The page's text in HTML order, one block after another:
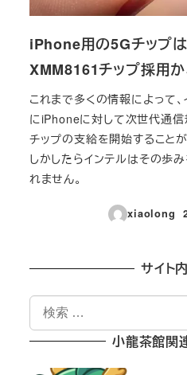
iPhone用の5Gチップ
XMM8161チップ採用
これまで多くの情報によって
にiPhoneに対して次世代通信
チップの支給を開始すること
しかしたらインテルはその歩
れません。
xiaolong
サイト
検
索
小龍茶館関